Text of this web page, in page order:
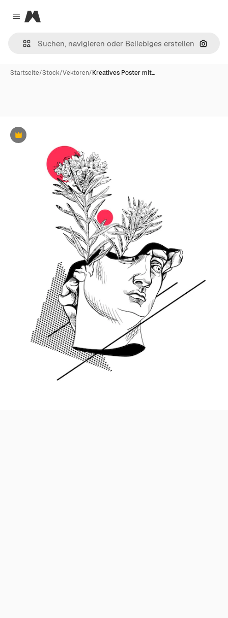
Close menu
Magnific
Nach
Startseite/Stock/Vektoren/Kreatives Poster mit…
Premium